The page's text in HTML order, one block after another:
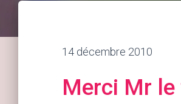
14 décembre 2010
Merci Mr